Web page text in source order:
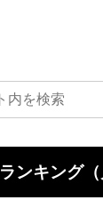
ンキング（